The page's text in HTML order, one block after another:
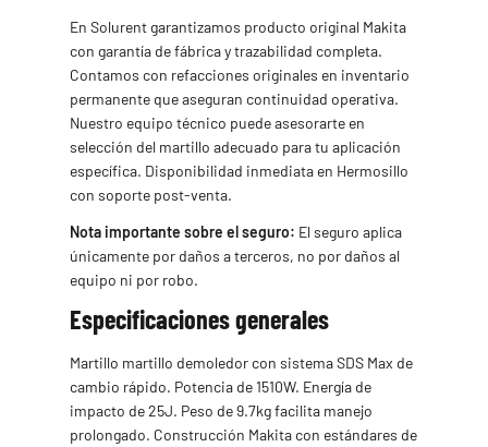
En Solurent garantizamos producto original Makita
con garantía de fábrica y trazabilidad completa.
Contamos con refacciones originales en inventario
permanente que aseguran continuidad operativa.
Nuestro equipo técnico puede asesorarte en
selección del martillo adecuado para tu aplicación
específica. Disponibilidad inmediata en Hermosillo
con soporte post-venta.
Nota importante sobre el seguro: El seguro aplica
únicamente por daños a terceros, no por daños al
equipo ni por robo.
Especificaciones generales
Martillo martillo demoledor con sistema SDS Max de
cambio rápido. Potencia de 1510W. Energía de
impacto de 25J. Peso de 9.7kg facilita manejo
prolongado. Construcción Makita con estándares de